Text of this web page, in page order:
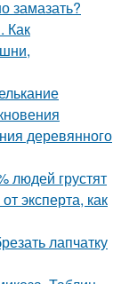
замазать?
Как
деревянного
людей грустят
эксперта, как
лапчатку